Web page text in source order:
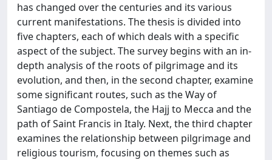
has changed over the centuries and its various
current manifestations. The thesis is divided into
five chapters, each of which deals with a specific
aspect of the subject. The survey begins with an in-
depth analysis of the roots of pilgrimage and its
evolution, and then, in the second chapter, examine
some significant routes, such as the Way of
Santiago de Compostela, the Hajj to Mecca and the
path of Saint Francis in Italy. Next, the third chapter
examines the relationship between pilgrimage and
religious tourism, focusing on themes such as